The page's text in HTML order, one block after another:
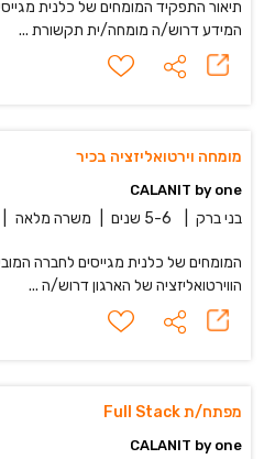
תיאור התפקיד המומחים של כלנית
המידע דרוש/ה מומחה/ית תקשורת ...
מומחה וירטואליזציה בכיר
CALANIT by one
בני ברק 5-6 שנים משרה מלאה
המומחים של כלנית מגייסים לחברה
הווירטואליזציה של הארגון דרוש/ה ...
מפתח/ת Full Stack
CALANIT by one